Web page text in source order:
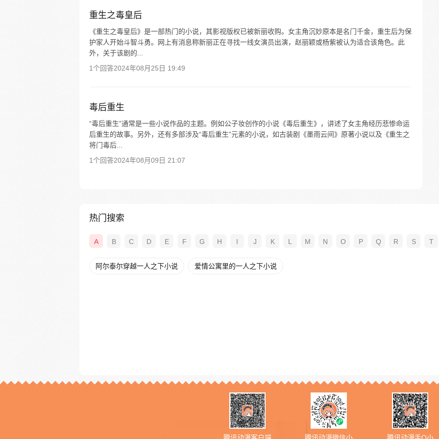
重生之毒皇后
《重生之毒皇后》是一部热门的小说，其影视版权已被新丽收购。女主角沉妙原本是名门千金，重生后为保
护家人开始斗智斗勇。网上有消息称新丽正在寻找一线女演员出演，赵丽颖或杨紫被认为适合该角色。此
外，关于该剧的...
1个回答2024年08月25日 19:49
毒后重生
“毒后重生”通常是一些小说作品的主题。例如公子妆创作的小说《毒后重生》，讲述了女主角经历悲惨命运
后重生的故事。另外，还有多部涉及“毒后重生”元素的小说，如古装剧《墨雨云间》原著小说以及《重生之
将门毒后...
1个回答2024年08月09日 21:07
热门搜索
A B C D E F G H I J K L M N O P Q R S T
阿尔泰尔穿越一人之下小说 爱情公寓里的一人之下小说